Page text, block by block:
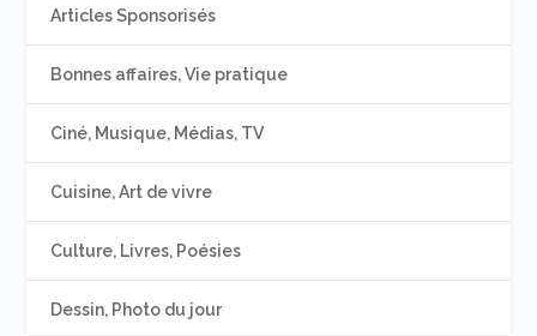
Articles Sponsorisés
Bonnes affaires, Vie pratique
Ciné, Musique, Médias, TV
Cuisine, Art de vivre
Culture, Livres, Poésies
Dessin, Photo du jour